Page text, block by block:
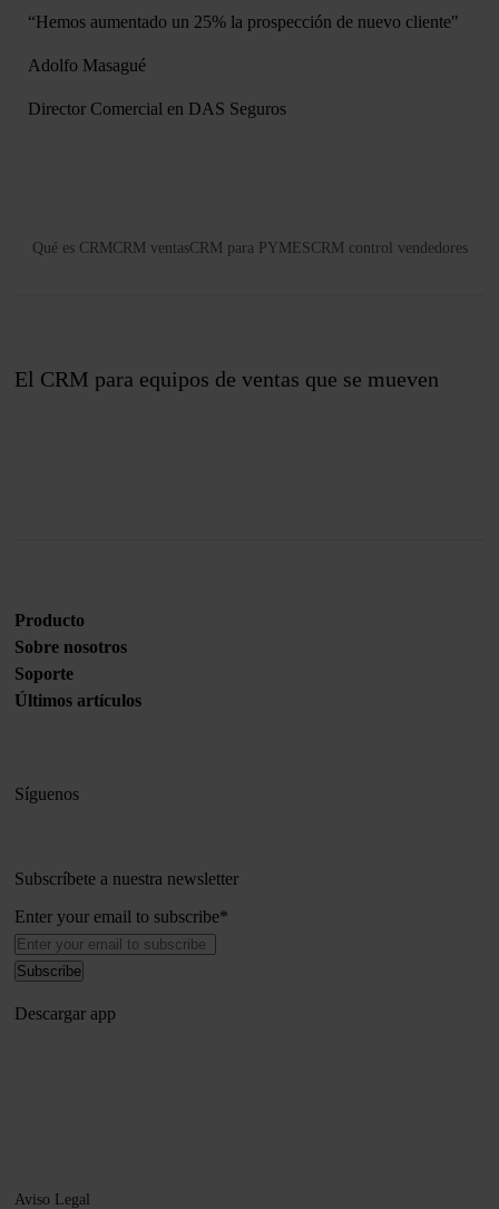
“Hemos aumentado un 25% la prospección de nuevo cliente"
Adolfo Masagué
Director Comercial en DAS Seguros
Qué es CRM CRM ventasCRM para PYMESCRM control vendedores
El CRM para equipos de ventas que se mueven
Producto
Sobre nosotros
Soporte
Últimos artículos
Síguenos
Subscríbete a nuestra newsletter
Enter your email to subscribe*
Descargar app
Aviso Legal